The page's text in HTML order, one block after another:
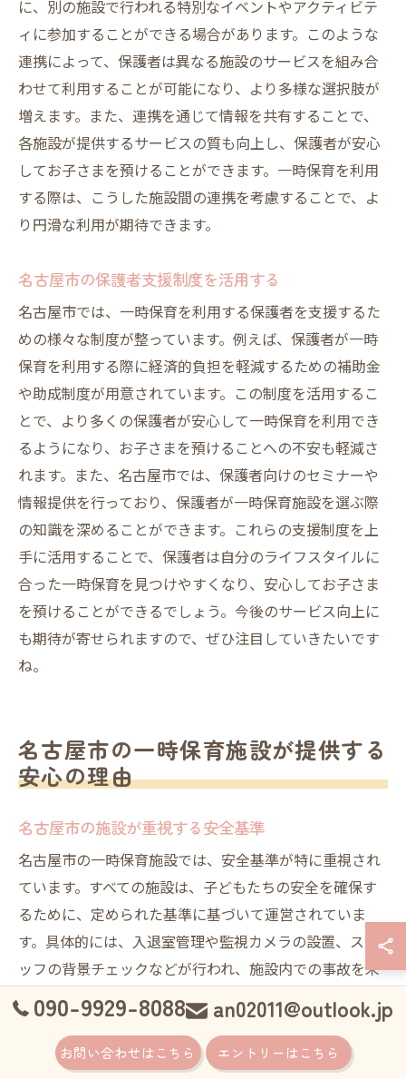
に、別の施設で行われる特別なイベントやアクティビテ
ィに参加することができる場合があります。このような
連携によって、保護者は異なる施設のサービスを組み合
わせて利用することが可能になり、より多様な選択肢が
増えます。また、連携を通じて情報を共有することで、
各施設が提供するサービスの質も向上し、保護者が安心
してお子さまを預けることができます。一時保育を利用
する際は、こうした施設間の連携を考慮することで、よ
り円滑な利用が期待できます。
名古屋市の保護者支援制度を活用する
名古屋市では、一時保育を利用する保護者を支援するた
めの様々な制度が整っています。例えば、保護者が一時
保育を利用する際に経済的負担を軽減するための補助金
や助成制度が用意されています。この制度を活用するこ
とで、より多くの保護者が安心して一時保育を利用でき
るようになり、お子さまを預けることへの不安も軽減さ
れます。また、名古屋市では、保護者向けのセミナーや
情報提供を行っており、保護者が一時保育施設を選ぶ際
の知識を深めることができます。これらの支援制度を上
手に活用することで、保護者は自分のライフスタイルに
合った一時保育を見つけやすくなり、安心してお子さま
を預けることができるでしょう。今後のサービス向上に
も期待が寄せられますので、ぜひ注目していきたいです
ね。
名古屋市の一時保育施設が提供する
安心の理由
名古屋市の施設が重視する安全基準
名古屋市の一時保育施設では、安全基準が特に重視され
ています。すべての施設は、子どもたちの安全を確保す
るために、定められた基準に基づいて運営されていま
す。具体的には、入退室管理や監視カメラの設置、スタ
ッフの背景チェックなどが行われ、施設内での事故を未
然に防ぐための対策が施されています。また、施設の設
備や遊具は、定期的に点検され、安全性が確認されてい
ます。こうした厳格な安全基準を満たすことで、保護者
090-9929-8088 an02011@outlook.jp
お問い合わせはこちら エントリーはこちら